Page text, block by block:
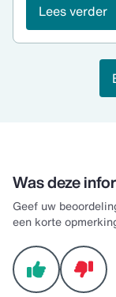
Lees verder
Was deze
Geef uw
een korte